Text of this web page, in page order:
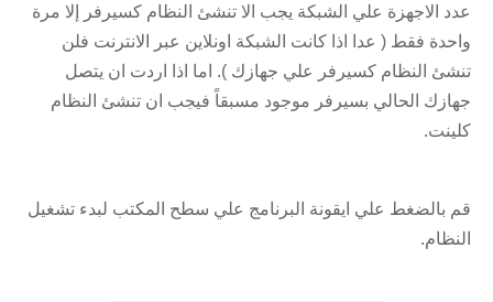
عدد الاجهزة علي الشبكة يجب الا تنشئ النظام كسيرفر إلا مرة
واحدة فقط ( عدا اذا كانت الشبكة اونلاين عبر الانترنت فلن
تنشئ النظام كسيرفر علي جهازك ). اما اذا اردت ان يتصل
جهازك الحالي بسيرفر موجود مسبقاً فيجب ان تنشئ النظام
كلينت.
قم بالضغط علي ايقونة البرنامج علي سطح المكتب لبدء تشغيل
النظام.